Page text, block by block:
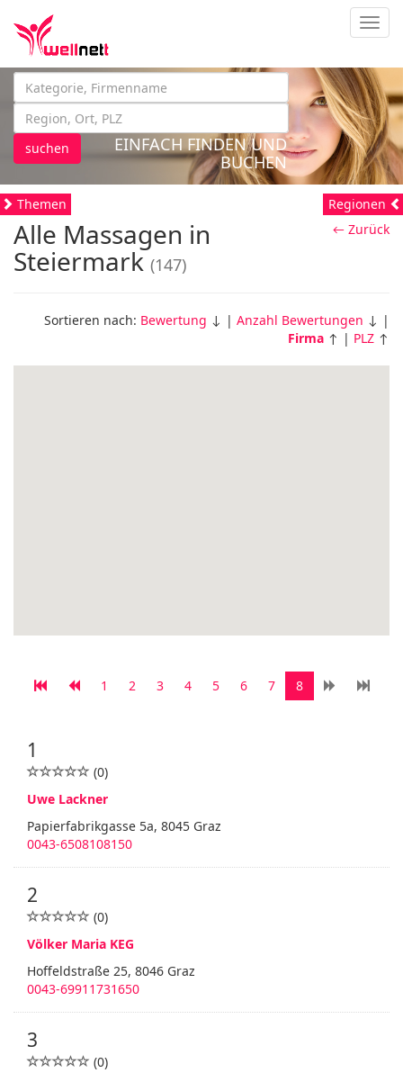
suchen
EINFACH FINDEN UND
BUCHEN
Themen
← Zurück
Alle Massagen in
Steiermark(147)
Sortieren nach: Bewertung ↓ | Anzahl Bewertungen ↓ |
Firma ↑ | PLZ ↑
1 2 3 4 5 6 7 8
1
(0)
Uwe Lackner
Papierfabrikgasse 5a, 8045 Graz
0043-6508108150
2
(0)
Völker Maria KEG
Hoffeldstraße 25, 8046 Graz
0043-69911731650
3
(0)
Regionen